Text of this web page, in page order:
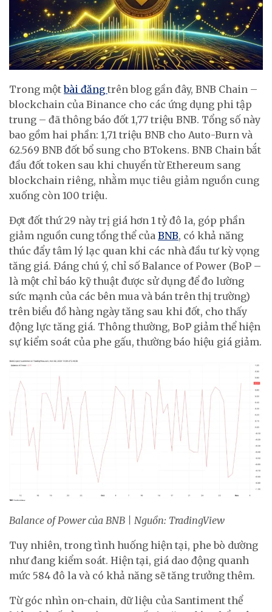
Trong mộtbài đăng trên blog gần đây, BNB Chain –
blockchain của Binance cho các ứng dụng phi tập
trung – đã thông báo đốt 1,77 triệu BNB. Tổng số này
bao gồm hai phần: 1,71 triệu BNB cho Auto-Burn và
62.569 BNB đốt bổ sung cho BTokens. BNB Chain bắt
đầu đốt token sau khi chuyển từ Ethereum sang
blockchain riêng, nhằm mục tiêu giảm nguồn cung
xuống còn 100 triệu.
Đợt đốt thứ 29 này trị giá hơn 1 tỷ đô la, góp phần
giảm nguồn cung tổng thể của BNB, có khả năng
thúc đẩy tâm lý lạc quan khi các nhà đầu tư kỳ vọng
tăng giá. Đáng chú ý, chỉ số Balance of Power (BoP –
là một chỉ báo kỹ thuật được sử dụng để đo lường
sức mạnh của các bên mua và bán trên thị trường)
trên biểu đồ hàng ngày tăng sau khi đốt, cho thấy
động lực tăng giá. Thông thường, BoP giảm thể hiện
sự kiểm soát của phe gấu, thường báo hiệu giá giảm.
Balance of Power của BNB | Nguồn: TradingView
Tuy nhiên, trong tình huống hiện tại, phe bò dường
như đang kiểm soát. Hiện tại, giá dao động quanh
mức 584 đô la và có khả năng sẽ tăng trưởng thêm.
Từ góc nhìn on-chain, dữ liệu của Santiment thể